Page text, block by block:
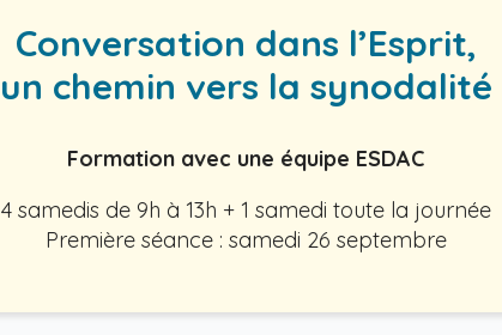
Conversation dans l’Esprit,
un chemin vers la synodalité
Formation avec une équipe ESDAC
4 samedis de 9h à 13h + 1 samedi toute la journée
Première séance : samedi 26 septembre